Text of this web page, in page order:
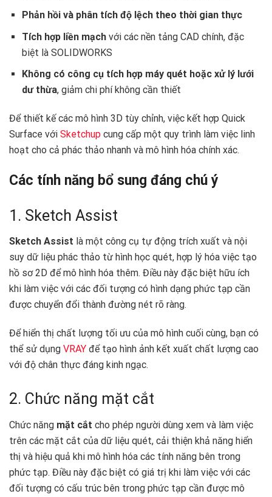
Phản hồi và phân tích độ lệch theo thời gian thực
Tích hợp liền mạchvới các nền tảng CAD chính, đặc
biệt là SOLIDWORKS
Không có công cụ tích hợp máy quét hoặc xử lý lưới
dư thừa, giảm chi phí không cần thiết
Để thiết kế các mô hình 3D tùy chỉnh, việc kết hợp Quick
Surface với Sketchup cung cấp một quy trình làm việc linh
hoạt cho cả phác thảo nhanh và mô hình hóa chính xác.
Các tính năng bổ sung đáng chú ý
1. Sketch Assist
Sketch Assist là một công cụ tự động trích xuất và nội
suy dữ liệu phác thảo từ hình học quét, hợp lý hóa việc tạo
hồ sơ 2D để mô hình hóa thêm. Điều này đặc biệt hữu ích
khi làm việc với các đối tượng có hình dạng phức tạp cần
được chuyển đổi thành đường nét rõ ràng.
Để hiển thị chất lượng tối ưu của mô hình cuối cùng, bạn có
thể sử dụng VRAY để tạo hình ảnh kết xuất chất lượng cao
với độ chân thực đáng kinh ngạc. ️
2. Chức năng mặt cắt
Chức năng mặt cắt cho phép người dùng xem và làm việc
trên các mặt cắt của dữ liệu quét, cải thiện khả năng hiển
thị và hiệu quả khi mô hình hóa các tính năng bên trong
phức tạp. Điều này đặc biệt có giá trị khi làm việc với các
đối tượng có cấu trúc bên trong phức tạp cần được mô